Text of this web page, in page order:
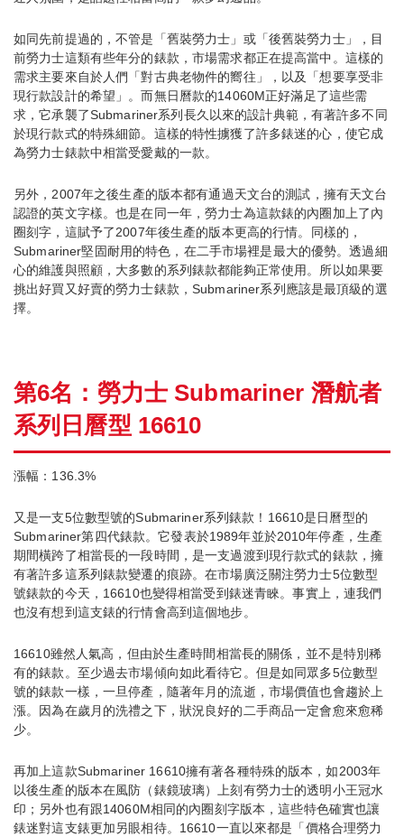
如同先前提過的，不管是「舊裝勞力士」或「後舊裝勞力士」，目
前勞力士這類有些年分的錶款，市場需求都正在提高當中。這樣的
需求主要來自於人們「對古典老物件的嚮往」，以及「想要享受非
現行款設計的希望」。而無日曆款的14060M正好滿足了這些需
求，它承襲了Submariner系列長久以來的設計典範，有著許多不同
於現行款式的特殊細節。這樣的特性擄獲了許多錶迷的心，使它成
為勞力士錶款中相當受愛戴的一款。
另外，2007年之後生產的版本都有通過天文台的測試，擁有天文台
認證的英文字樣。也是在同一年，勞力士為這款錶的內圈加上了內
圈刻字，這賦予了2007年後生產的版本更高的行情。同樣的，
Submariner堅固耐用的特色，在二手市場裡是最大的優勢。透過細
心的維護與照顧，大多數的系列錶款都能夠正常使用。所以如果要
挑出好買又好賣的勞力士錶款，Submariner系列應該是最頂級的選
擇。
第6名：勞力士 Submariner 潛航者
系列日曆型 16610
漲幅：136.3%
又是一支5位數型號的Submariner系列錶款！16610是日曆型的
Submariner第四代錶款。它發表於1989年並於2010年停產，生產
期間橫跨了相當長的一段時間，是一支過渡到現行款式的錶款，擁
有著許多這系列錶款變遷的痕跡。在市場廣泛關注勞力士5位數型
號錶款的今天，16610也變得相當受到錶迷青睞。事實上，連我們
也沒有想到這支錶的行情會高到這個地步。
16610雖然人氣高，但由於生產時間相當長的關係，並不是特別稀
有的錶款。至少過去市場傾向如此看待它。但是如同眾多5位數型
號的錶款一樣，一旦停產，隨著年月的流逝，市場價值也會趨於上
漲。因為在歲月的洗禮之下，狀況良好的二手商品一定會愈來愈稀
少。
再加上這款Submariner 16610擁有著各種特殊的版本，如2003年
以後生產的版本在風防（錶鏡玻璃）上刻有勞力士的透明小王冠水
印；另外也有跟14060M相同的內圈刻字版本，這些特色確實也讓
錶迷對這支錶更加另眼相待。16610一直以來都是「價格合理勞力